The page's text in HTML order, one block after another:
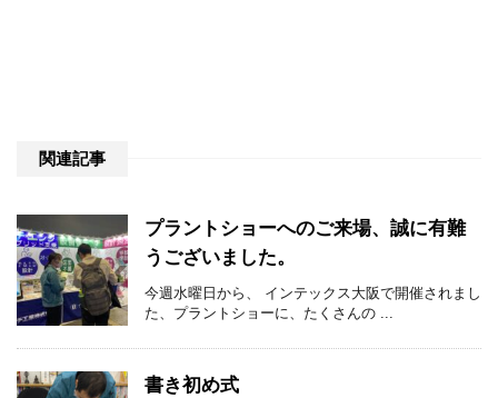
関連記事
プラントショーへのご来場、誠に有難
うございました。
今週水曜日から、 インテックス大阪で開催されまし
た、プラントショーに、たくさんの ...
書き初め式